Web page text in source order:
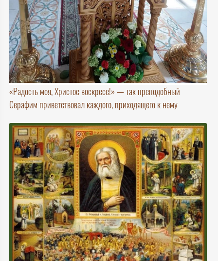
«Радость моя, Христос воскресе!» — так преподобный
Серафим приветствовал каждого, приходящего к нему